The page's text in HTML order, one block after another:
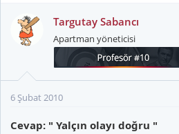
Targutay Sabancı
Apartman yöneticisi
6 Şubat 2010
Cevap: " Yalçın olayı doğru "